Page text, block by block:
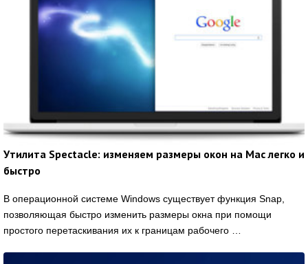
Утилита Spectacle: изменяем размеры окон на Mac легко и
быстро
В операционной системе Windows существует функция Snap,
позволяющая быстро изменить размеры окна при помощи
простого перетаскивания их к границам рабочего …